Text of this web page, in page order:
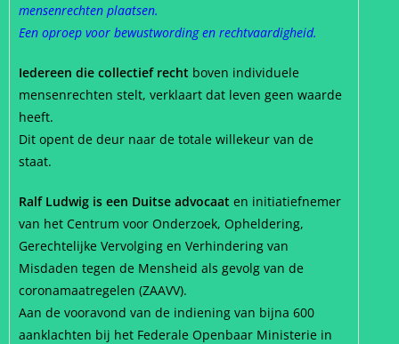
mensenrechten plaatsen.
Een oproep voor bewustwording en rechtvaardigheid.
Iedereen die collectief recht boven individuele
mensenrechten stelt, verklaart dat leven geen waarde
heeft.
Dit opent de deur naar de totale willekeur van de
staat.
Ralf Ludwig is een Duitse advocaat en initiatiefnemer
van het Centrum voor Onderzoek, Opheldering,
Gerechtelijke Vervolging en Verhindering van
Misdaden tegen de Mensheid als gevolg van de
coronamaatregelen (ZAAVV).
Aan de vooravond van de indiening van bijna 600
aanklachten bij het Federale Openbaar Ministerie in